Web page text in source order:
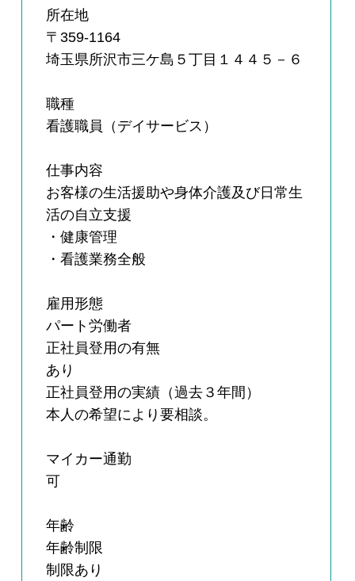
所在地
〒359-1164
埼玉県所沢市三ケ島５丁目１４４５－６
職種
看護職員（デイサービス）
仕事内容
お客様の生活援助や身体介護及び日常生
活の自立支援
・健康管理
・看護業務全般
雇用形態
パート労働者
正社員登用の有無
あり
正社員登用の実績（過去３年間）
本人の希望により要相談。
マイカー通勤
可
年齢
年齢制限
制限あり